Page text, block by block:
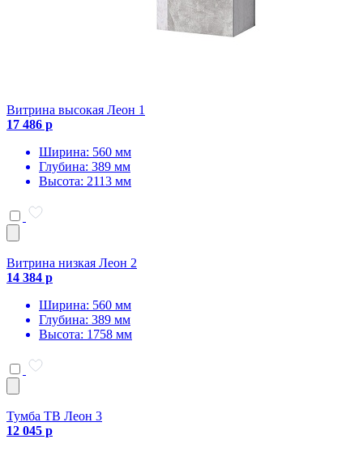
Витрина высокая Леон 1
17 486 р
Ширина: 560 мм
Глубина: 389 мм
Высота: 2113 мм
Витрина низкая Леон 2
14 384 р
Ширина: 560 мм
Глубина: 389 мм
Высота: 1758 мм
Тумба ТВ Леон 3
12 045 р